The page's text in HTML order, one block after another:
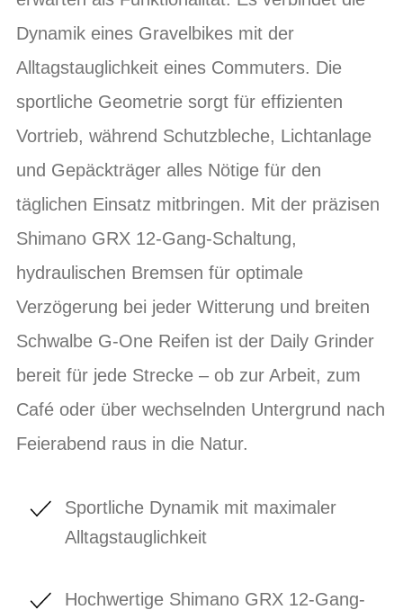
Dynamik eines Gravelbikes mit der
Alltagstauglichkeit eines Commuters. Die
sportliche Geometrie sorgt für effizienten
Vortrieb, während Schutzbleche, Lichtanlage
und Gepäckträger alles Nötige für den
täglichen Einsatz mitbringen. Mit der präzisen
Shimano GRX 12-Gang-Schaltung,
hydraulischen Bremsen für optimale
Verzögerung bei jeder Witterung und breiten
Schwalbe G-One Reifen ist der Daily Grinder
bereit für jede Strecke – ob zur Arbeit, zum
Café oder über wechselnden Untergrund nach
Feierabend raus in die Natur.
Sportliche Dynamik mit maximaler
Alltagstauglichkeit
Hochwertige Shimano GRX 12-Gang-